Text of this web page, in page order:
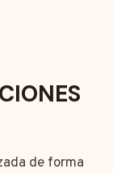
de forma